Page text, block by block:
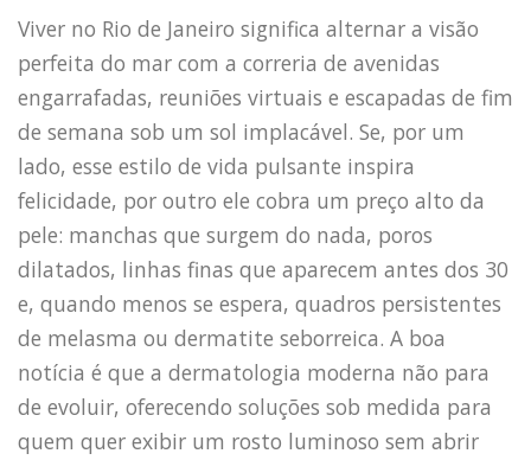
Viver no Rio de Janeiro significa alternar a visão
perfeita do mar com a correria de avenidas
engarrafadas, reuniões virtuais e escapadas de fim
de semana sob um sol implacável. Se, por um
lado, esse estilo de vida pulsante inspira
felicidade, por outro ele cobra um preço alto da
pele: manchas que surgem do nada, poros
dilatados, linhas finas que aparecem antes dos 30
e, quando menos se espera, quadros persistentes
de melasma ou dermatite seborreica. A boa
notícia é que a dermatologia moderna não para
de evoluir, oferecendo soluções sob medida para
quem quer exibir um rosto luminoso sem abrir